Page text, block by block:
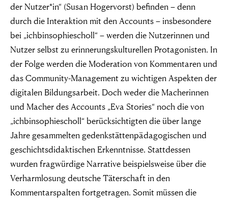
der Nutzer*in“ (Susan Hogervorst) befinden – denn
durch die Interaktion mit den Accounts – insbesondere
bei „ichbinsophiescholl“ – werden die Nutzerinnen und
Nutzer selbst zu erinnerungskulturellen Protagonisten. In
der Folge werden die Moderation von Kommentaren und
das Community-Management zu wichtigen Aspekten der
digitalen Bildungsarbeit. Doch weder die Macherinnen
und Macher des Accounts „Eva Stories“ noch die von
„ichbinsophiescholl“ berücksichtigten die über lange
Jahre gesammelten gedenkstättenpädagogischen und
geschichtsdidaktischen Erkenntnisse. Stattdessen
wurden fragwürdige Narrative beispielsweise über die
Verharmlosung deutsche Täterschaft in den
Kommentarspalten fortgetragen. Somit müssen die